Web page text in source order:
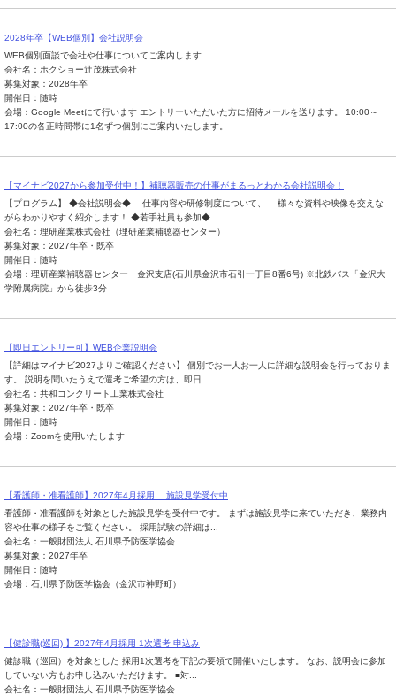
2028年卒【WEB個別】会社説明会
WEB個別面談で会社や仕事についてご案内します
会社名：ホクショー辻茂株式会社
募集対象：2028年卒
開催日：随時
会場：Google Meetにて行います エントリーいただいた方に招待メールを送ります。 10:00～
17:00の各正時間帯に1名ずつ個別にご案内いたします。
【マイナビ2027から参加受付中！】補聴器販売の仕事がまるっとわかる会社説明会！
【プログラム】 ◆会社説明会◆ 仕事内容や研修制度について、 様々な資料や映像を交えな
がらわかりやすく紹介します！ ◆若手社員も参加◆ ...
会社名：理研産業株式会社（理研産業補聴器センター）
募集対象：2027年卒・既卒
開催日：随時
会場：理研産業補聴器センター 金沢支店(石川県金沢市石引一丁目8番6号) ※北鉄バス「金沢大
学附属病院」から徒歩3分
【即日エントリー可】WEB企業説明会
【詳細はマイナビ2027よりご確認ください】 個別でお一人お一人に詳細な説明会を行っておりま
す。 説明を聞いたうえで選考ご希望の方は、即日...
会社名：共和コンクリート工業株式会社
募集対象：2027年卒・既卒
開催日：随時
会場：Zoomを使用いたします
【看護師・准看護師】2027年4月採用 施設見学受付中
看護師・准看護師を対象とした施設見学を受付中です。 まずは施設見学に来ていただき、業務内
容や仕事の様子をご覧ください。 採用試験の詳細は...
会社名：一般財団法人 石川県予防医学協会
募集対象：2027年卒
開催日：随時
会場：石川県予防医学協会（金沢市神野町）
【健診職(巡回) 】2027年4月採用 1次選考 申込み
健診職（巡回）を対象とした 採用1次選考を下記の要領で開催いたします。 なお、説明会に参加
していない方もお申し込みいただけます。 ■対...
会社名：一般財団法人 石川県予防医学協会